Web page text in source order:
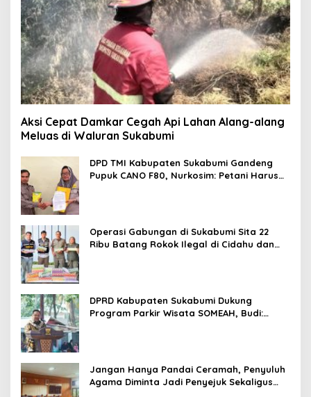
Aksi Cepat Damkar Cegah Api Lahan Alang-alang
Meluas di Waluran Sukabumi
DPD TMI Kabupaten Sukabumi Gandeng
Pupuk CANO F80, Nurkosim: Petani Harus
Operasi Gabungan di Sukabumi Sita 22
Ribu Batang Rokok Ilegal di Cidahu dan
DPRD Kabupaten Sukabumi Dukung
Program Parkir Wisata SOMEAH, Budi:
Jangan Hanya Pandai Ceramah, Penyuluh
Agama Diminta Jadi Penyejuk Sekaligus